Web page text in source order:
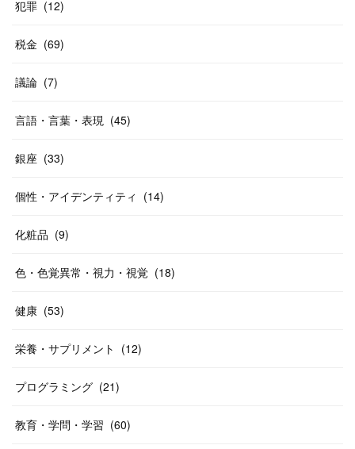
犯罪 (12)
税金 (69)
議論 (7)
言語・言葉・表現 (45)
銀座 (33)
個性・アイデンティティ (14)
化粧品 (9)
色・色覚異常・視力・視覚 (18)
健康 (53)
栄養・サプリメント (12)
プログラミング (21)
教育・学問・学習 (60)